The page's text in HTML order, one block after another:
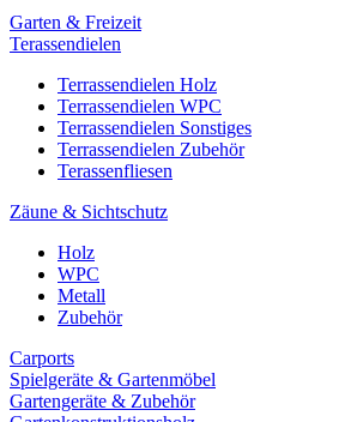
Garten & Freizeit
Terassendielen
Terrassendielen Holz
Terrassendielen WPC
Terrassendielen Sonstiges
Terrassendielen Zubehör
Terassenfliesen
Zäune & Sichtschutz
Holz
WPC
Metall
Zubehör
Carports
Spielgeräte & Gartenmöbel
Gartengeräte & Zubehör